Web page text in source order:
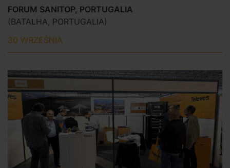
FORUM SANITOP, PORTUGALIA
(BATALHA, PORTUGALIA)
30 WRZEŚNIA